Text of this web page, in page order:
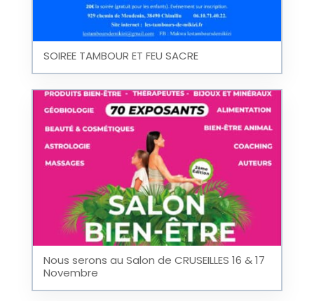
SOIREE TAMBOUR ET FEU SACRE
Nous serons au Salon de CRUSEILLES 16 & 17
Novembre